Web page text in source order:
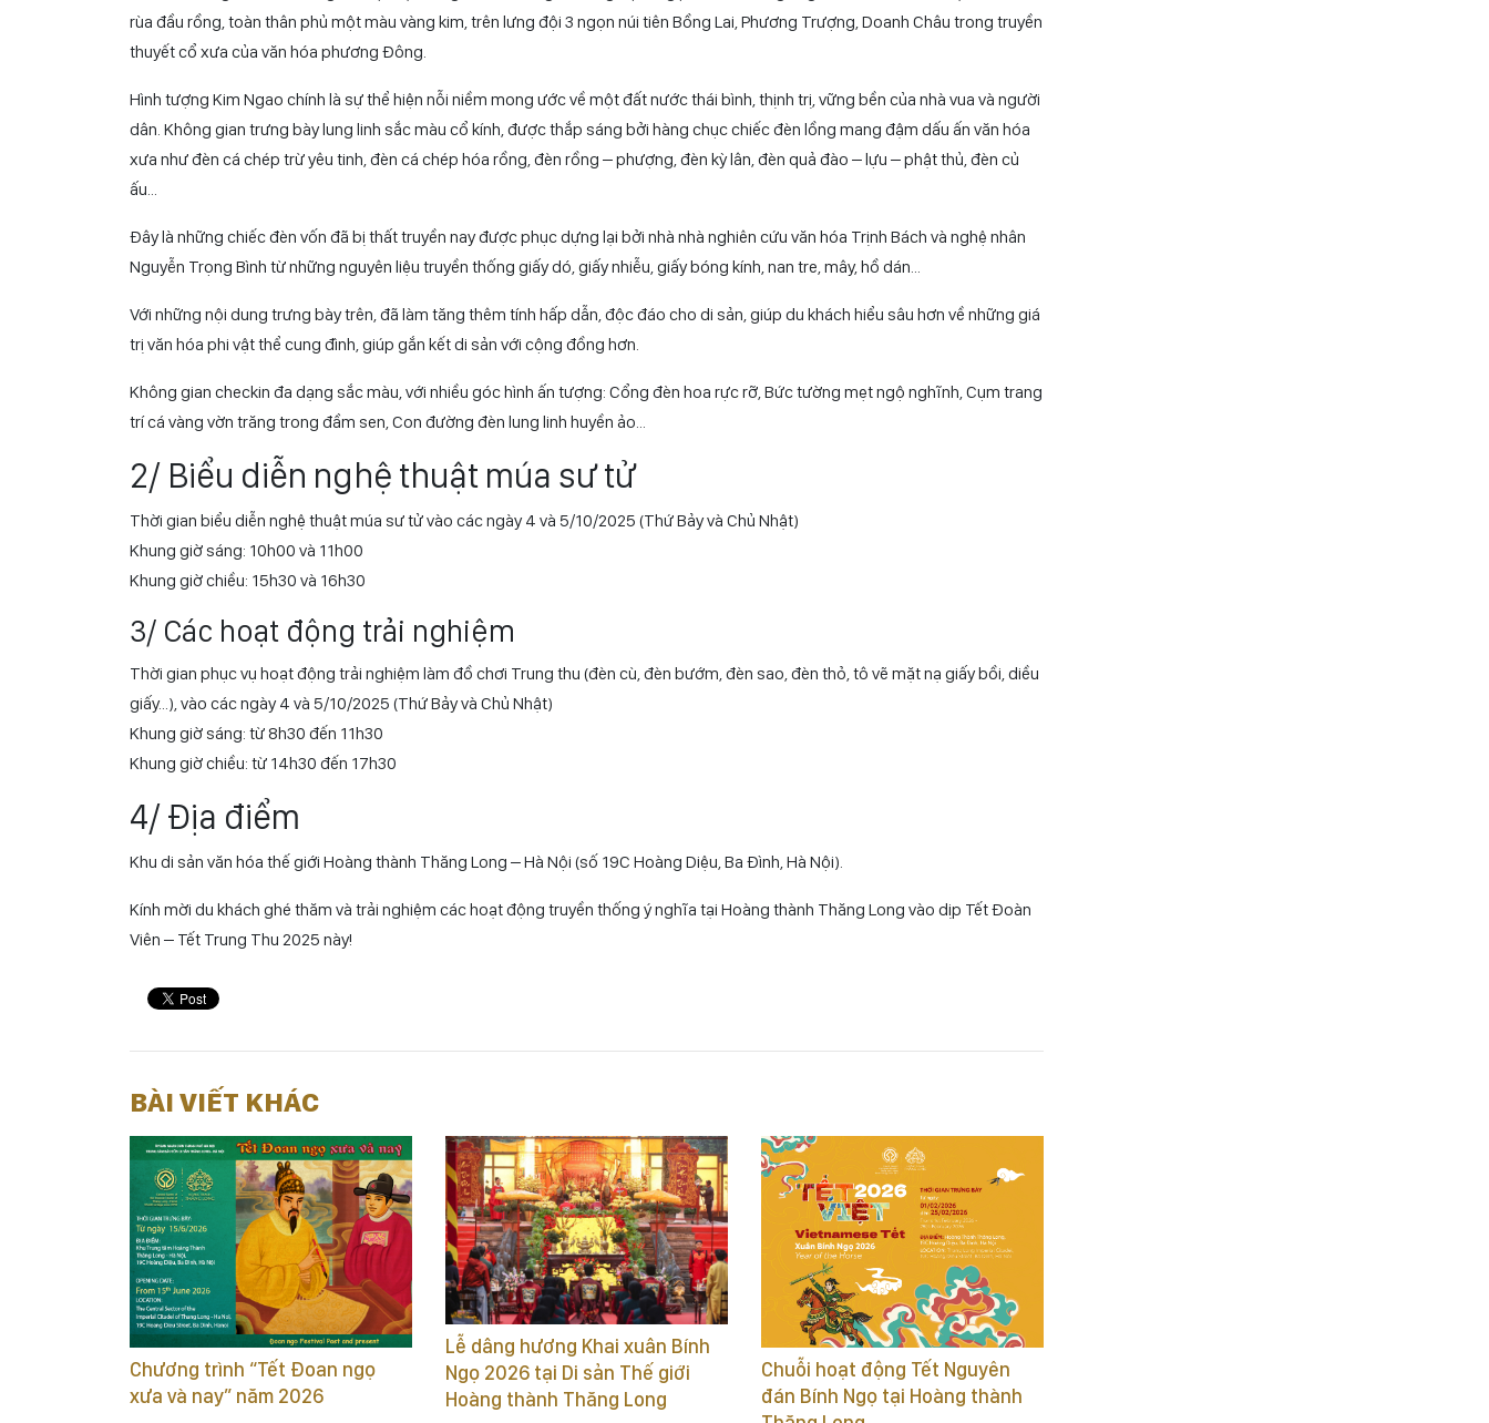
về tư liệu lịch sử và hệ thống tranh vẽ phỏng dựng lại các hoạt động diễn ra trong ngày hội Trung thu cung đình cách đây hơn
1.000 năm lịch sử.
Không gian trưng bày được tạo điểm nhấn bởi các hiện vật phỏng dựng lại các hoạt cảnh đua thuyền, biểu diễn rối nước của
binh lính và người dân. Trong đó hiện vật trung tâm “Kim Ngao” lưng đội 3 ngọn núi tiên rất gần gũi với hình ảnh linh vật có thân
rùa đầu rồng, toàn thân phủ một màu vàng kim, trên lưng đội 3 ngọn núi tiên Bồng Lai, Phương Trượng, Doanh Châu trong truyền
thuyết cổ xưa của văn hóa phương Đông.
Hình tượng Kim Ngao chính là sự thể hiện nỗi niềm mong ước về một đất nước thái bình, thịnh trị, vững bền của nhà vua và người
dân. Không gian trưng bày lung linh sắc màu cổ kính, được thắp sáng bởi hàng chục chiếc đèn lồng mang đậm dấu ấn văn hóa
ấu…
Nguyễn Trọng Bình từ những nguyên liệu truyền thống giấy dó, giấy nhiễu, giấy bóng kính, nan tre, mây, hồ dán…
trị văn hóa phi vật thể cung đình, giúp gắn kết di sản với cộng đồng hơn.
Không gian checkin đa dạng sắc màu, với nhiều góc hình ấn tượng: Cổng đèn hoa rực rỡ, Bức tường mẹt ngộ nghĩnh, Cụm trang
trí cá vàng vờn trăng trong đầm sen, Con đường đèn lung linh huyền ảo…
2/ Biểu diễn nghệ thuật múa sư tử
Thời gian biểu diễn nghệ thuật múa sư tử vào các ngày 4 và 5/10/2025 (Thứ Bảy và Chủ Nhật)
Khung giờ sáng: 10h00 và 11h00
Khung giờ chiều: 15h30 và 16h30
3/ Các hoạt động trải nghiệm
Thời gian phục vụ hoạt động trải nghiệm làm đồ chơi Trung thu (đèn cù, đèn bướm, đèn sao, đèn thỏ, tô vẽ mặt nạ giấy bồi, diều
giấy…), vào các ngày 4 và 5/10/2025 (Thứ Bảy và Chủ Nhật)
Khung giờ sáng: từ 8h30 đến 11h30
4/ Địa điểm
Khu di sản văn hóa thế giới Hoàng thành Thăng Long – Hà Nội (số 19C Hoàng Diệu, Ba Đình, Hà Nội).
BÀI VIẾT KHÁC